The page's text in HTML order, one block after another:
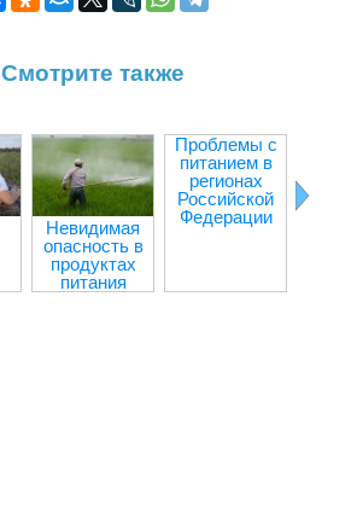
Смотрите также
Невидимая
опасность в
продуктах
питания
Проблемы с
питанием в
регионах
Российской
Федерации